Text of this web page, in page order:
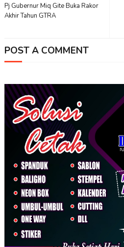
Pj Gubernur Miq Gite Buka Rakor
Akhir Tahun GTRA
POST A COMMENT